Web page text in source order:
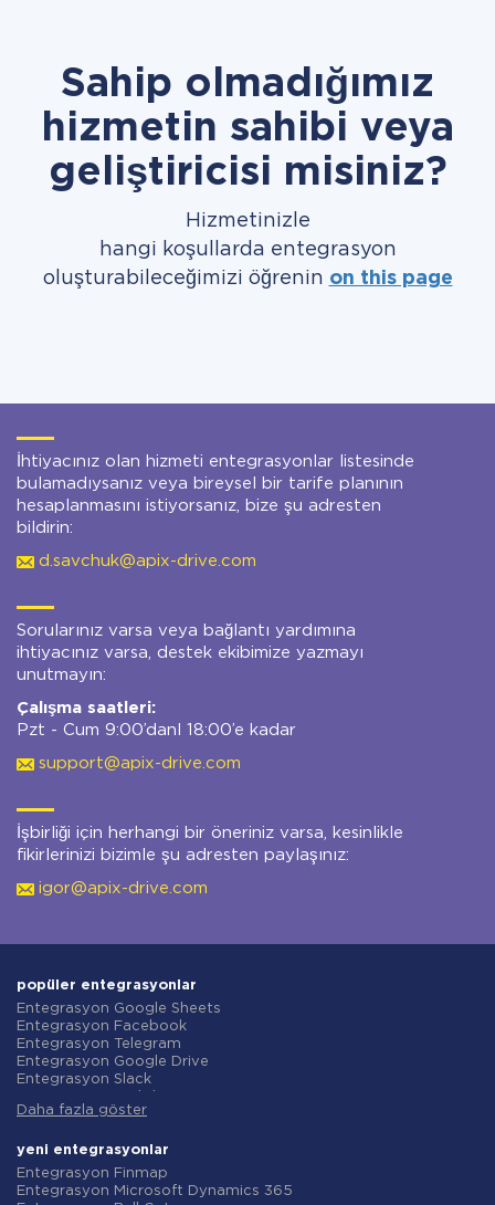
Sahip olmadığımız
hizmetin sahibi veya
geliştiricisi misiniz?
Hizmetinizle
hangi koşullarda entegrasyon
oluşturabileceğimizi öğrenin on this page
İhtiyacınız olan hizmeti entegrasyonlar listesinde
bulamadıysanız veya bireysel bir tarife planının
hesaplanmasını istiyorsanız, bize şu adresten
bildirin:
d.savchuk@apix-drive.com
Sorularınız varsa veya bağlantı yardımına
ihtiyacınız varsa, destek ekibimize yazmayı
unutmayın:
Çalışma saatleri:
Pzt - Cum 9:00’danl 18:00’e kadar
support@apix-drive.com
İşbirliği için herhangi bir öneriniz varsa, kesinlikle
fikirlerinizi bizimle şu adresten paylaşınız:
igor@apix-drive.com
popüler entegrasyonlar
Entegrasyon Google Sheets
Entegrasyon Facebook
Entegrasyon Telegram
Entegrasyon Google Drive
Entegrasyon Slack
Entegrasyon Gmail
Entegrasyon ClickUp
Entegrasyon Airtable
Entegrasyon Google Contacts
Daha fazla göster
yeni entegrasyonlar
Entegrasyon Finmap
Entegrasyon Microsoft Dynamics 365